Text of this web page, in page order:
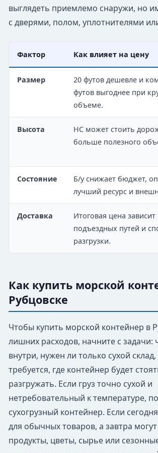
выглядеть приемлемо снаружи, но
с дверями, полом, уплотнителями
Фактор Как влияет на цену
Размер
20 футов дешевле и
футов выгоднее при
объеме.
Высота
HC может стоить
больше полезного
Состояние
Б/у снижает бюджет,
лучший ресурс и
Доставка
Итоговая цена зависит
подъездных путей и
разгрузки.
Как купить морской
Рубцовске
Чтобы купить морской контейнер в
лишних расходов, начните с задачи:
внутри, нужен ли только сухой
требуется, где контейнер будет
разгружать. Если груз точно сухой и
нетребовательный к температуре,
сухогрузный контейнер. Если
для обычных товаров, а завтра
продукты, цветы, сырье или